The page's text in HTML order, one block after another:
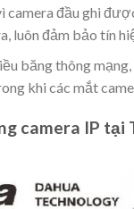
camera đầu ghi
luôn đảm bảo tín
băng thông
khi các mắt
camera IP tại